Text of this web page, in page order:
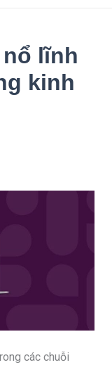
lĩnh
kinh
các chuỗi